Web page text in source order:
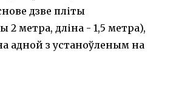
дзве пліты
метра, дліна - 1,5 метра),
адной з устаноўленым на